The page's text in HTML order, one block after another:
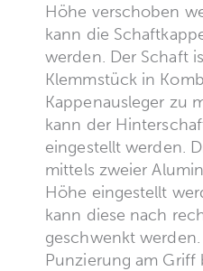
Höhe verschoben
kann die
werden. Der Schaft
Klemmstück in
Kappenausleger zu
kann der
eingestellt werden.
mittels zweier
Höhe eingestellt
kann diese nach
geschwenkt
Punzierung am Griff